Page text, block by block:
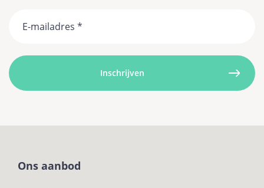
Ons aanbod